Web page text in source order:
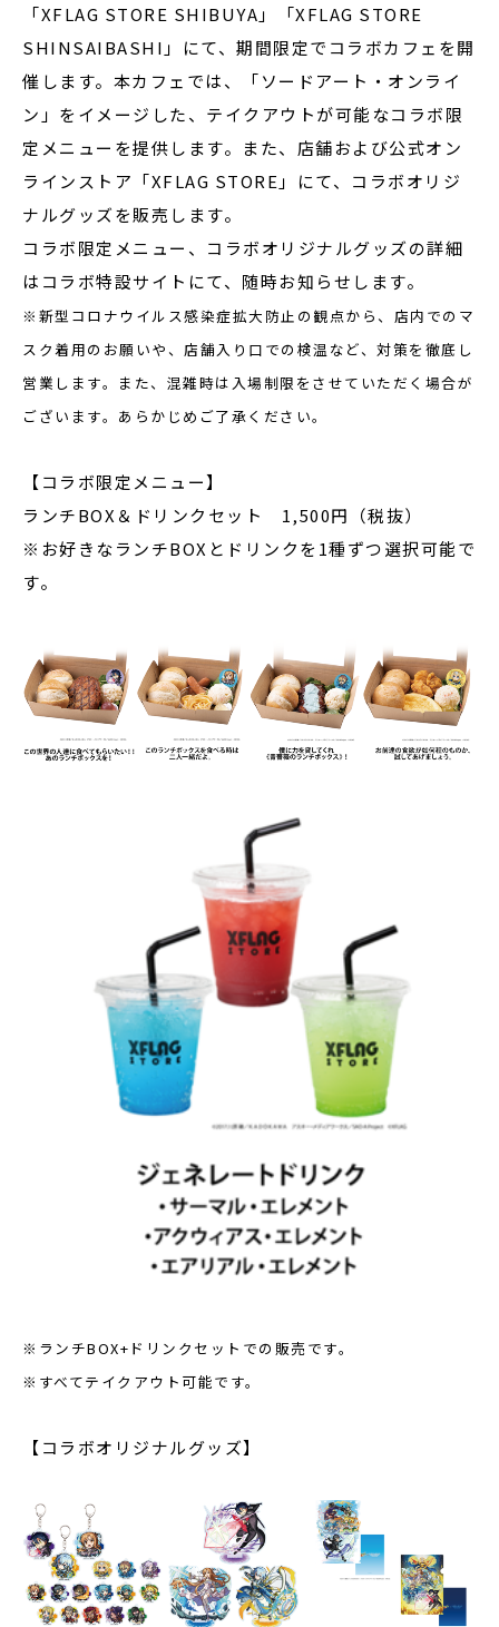
「XFLAG STORE SHIBUYA」「XFLAG STORE
SHINSAIBASHI」にて、期間限定でコラボカフェを開
催します。本カフェでは、「ソードアート・オンライ
ン」をイメージした、テイクアウトが可能なコラボ限
定メニューを提供します。また、店舗および公式オン
ラインストア「XFLAG STORE」にて、コラボオリジ
ナルグッズを販売します。
コラボ限定メニュー、コラボオリジナルグッズの詳細
はコラボ特設サイトにて、随時お知らせします。
※新型コロナウイルス感染症拡大防止の観点から、店内でのマ
スク着用のお願いや、店舗入り口での検温など、対策を徹底し
営業します。また、混雑時は入場制限をさせていただく場合が
ございます。あらかじめご了承ください。
【コラボ限定メニュー】
ランチBOX＆ドリンクセット 1,500円（税抜）
※お好きなランチBOXとドリンクを1種ずつ選択可能で
す。
※ランチBOX+ドリンクセットでの販売です。
※すべてテイクアウト可能です。
【コラボオリジナルグッズ】